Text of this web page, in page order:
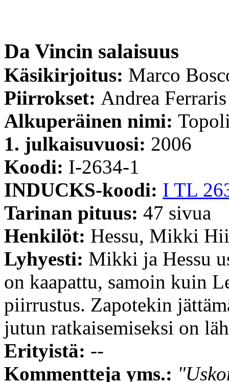
Da Vincin salaisuus
Käsikirjoitus: Marco
Piirrokset: Andrea Ferraris
Alkuperäinen nimi:
1. julkaisuvuosi: 2006
Koodi: I-2634-1
INDUCKS-koodi: I TL
Tarinan pituus: 47 sivua
Henkilöt: Hessu, Mikki
Lyhyesti: Mikki ja Hessu
on kaapattu, samoin kuin
piirrustus. Zapotekin
jutun ratkaisemiseksi on
Erityistä: --
Kommentteja yms.: